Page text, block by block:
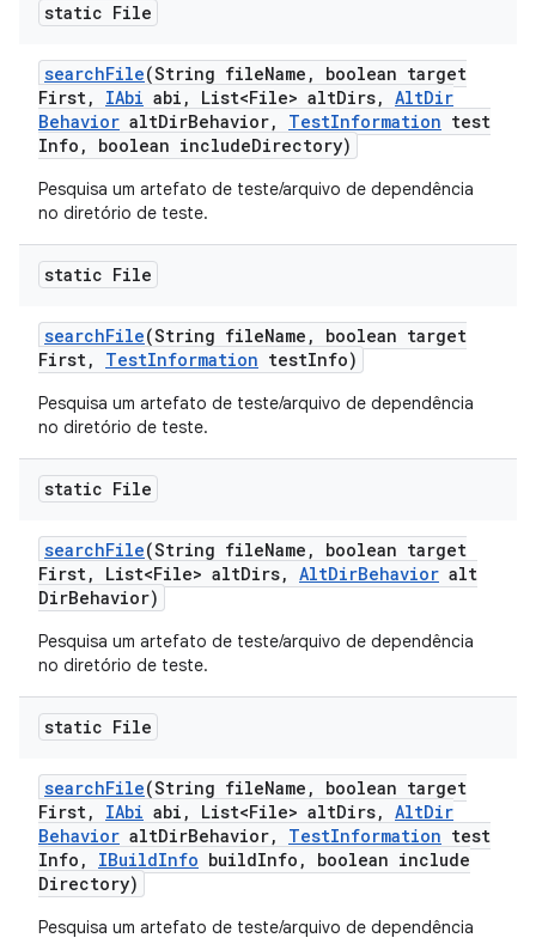
static File
searchFile(String fileName ,
boolean target
First, IAbi abi , List<File> altDirs, AltDir
Behavior altDirBehavior, TestInformation test
Info , boolean includeDirectory)
Pesquisa um artefato de teste/arquivo de dependência
no diretório de teste.
static File
searchFile(String fileName ,
boolean target
First, TestInformation testInfo)
Pesquisa um artefato de teste/arquivo de dependência
no diretório de teste.
static File
searchFile(String fileName ,
boolean target
First, List<File> altDirs, AltDirBehavior alt
DirBehavior)
Pesquisa um artefato de teste/arquivo de dependência
no diretório de teste.
static File
searchFile(String fileName ,
boolean target
First, IAbi abi , List<File> altDirs, AltDir
Behavior altDirBehavior, TestInformation test
Info , IBuildInfo buildInfo ,
boolean include
Directory)
Pesquisa um artefato de teste/arquivo de dependência